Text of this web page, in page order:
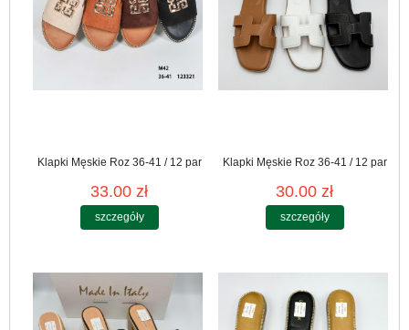
Klapki Męskie Roz 36-41 / 12 par
33.00 zł
szczegóły
Klapki Męskie Roz 36-41 / 12 par
30.00 zł
szczegóły